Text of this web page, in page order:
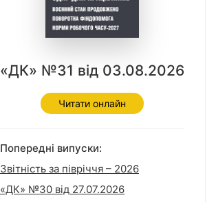
«ДК» №31 від 03.08.2026
Читати онлайн
Попередні випуски:
Звітність за півріччя – 2026
«ДК» №30 від 27.07.2026